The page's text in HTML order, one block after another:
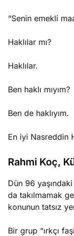
“Senin emekli
Haklılar mı?
Haklılar.
Ben haklı mıyım?
Ben de haklıyım.
En iyi Nasreddin
Rahmi Koç,
Dün 96
da takılmamak
konunun tatsız
Bir grup “ırkçı